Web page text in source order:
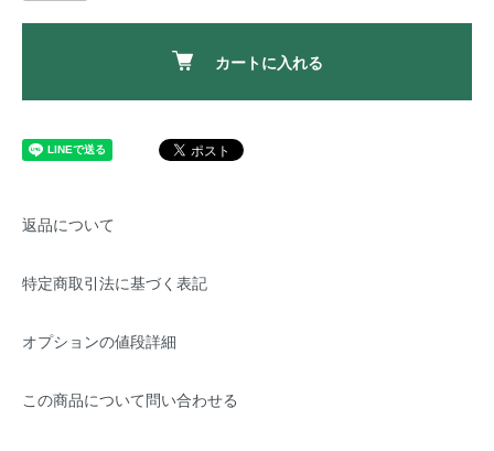
カートに入れる
返品について
特定商取引法に基づく表記
オプションの値段詳細
この商品について問い合わせる